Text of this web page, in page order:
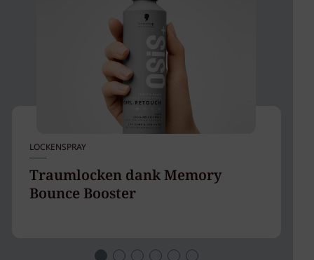
LOCKENSPRAY
Traumlocken dank Memory
Bounce Booster